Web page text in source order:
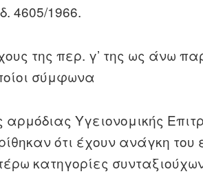
4605/1966.
της περ. γ’ της ως άνω
σύμφωνα
Υγειονομικής
ότι έχουν ανάγκη του
κατηγορίες